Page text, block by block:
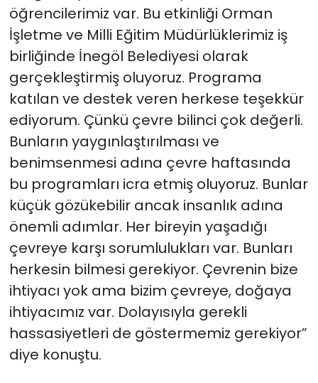
öğrencilerimiz var. Bu etkinliği Orman
İşletme ve Milli Eğitim Müdürlüklerimiz iş
birliğinde İnegöl Belediyesi olarak
gerçekleştirmiş oluyoruz. Programa
katılan ve destek veren herkese teşekkür
ediyorum. Çünkü çevre bilinci çok değerli.
Bunların yaygınlaştırılması ve
benimsenmesi adına çevre haftasında
bu programları icra etmiş oluyoruz. Bunlar
küçük gözükebilir ancak insanlık adına
önemli adımlar. Her bireyin yaşadığı
çevreye karşı sorumlulukları var. Bunları
herkesin bilmesi gerekiyor. Çevrenin bize
ihtiyacı yok ama bizim çevreye, doğaya
ihtiyacımız var. Dolayısıyla gerekli
hassasiyetleri de göstermemiz gerekiyor”
diye konuştu.